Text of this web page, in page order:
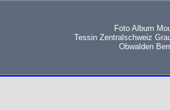
Foto Album
Tessin Zentralschweiz
Obwalden